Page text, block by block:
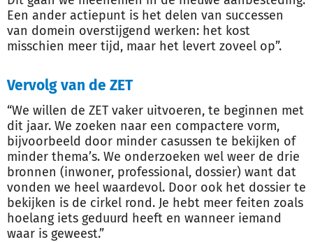
Een ander actiepunt is het delen van successen
van domein overstijgend werken: het kost
misschien meer tijd, maar het levert zoveel op”.
Vervolg van de ZET
“We willen de ZET vaker uitvoeren, te beginnen met
dit jaar. We zoeken naar een compactere vorm,
bijvoorbeeld door minder casussen te bekijken of
minder thema’s. We onderzoeken wel weer de drie
bronnen (inwoner, professional, dossier) want dat
vonden we heel waardevol. Door ook het dossier te
bekijken is de cirkel rond. Je hebt meer feiten zoals
hoelang iets geduurd heeft en wanneer iemand
waar is geweest.”